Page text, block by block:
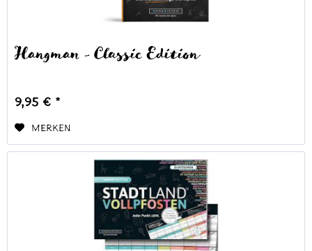
Hangman - Classic Edition
9,95 € *
Merken